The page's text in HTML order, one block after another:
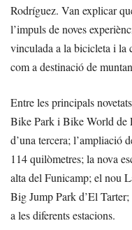
Rodríguez. Van explicar
l’impuls de noves
vinculada a la bicicleta i la
com a destinació de
Entre les principals
Bike Park i Bike World de
d’una tercera; l’ampliació
114 quilòmetres; la nova
alta del Funicamp; el nou
Big Jump Park d’El
a les diferents estacions.